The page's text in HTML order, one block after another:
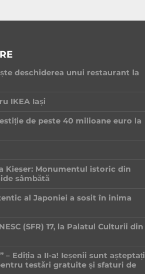
deschiderea unui restaurant la
IKEA Iași
de peste 40 milioane euro la
Kieser: Monumentul istoric din
sâmbătă
al Japoniei a sosit în inima
(SFR) 17, la Palatul Culturii din
– Ediția a II-a! Ieșenii sunt așteptați
testări gratuite și sfaturi de